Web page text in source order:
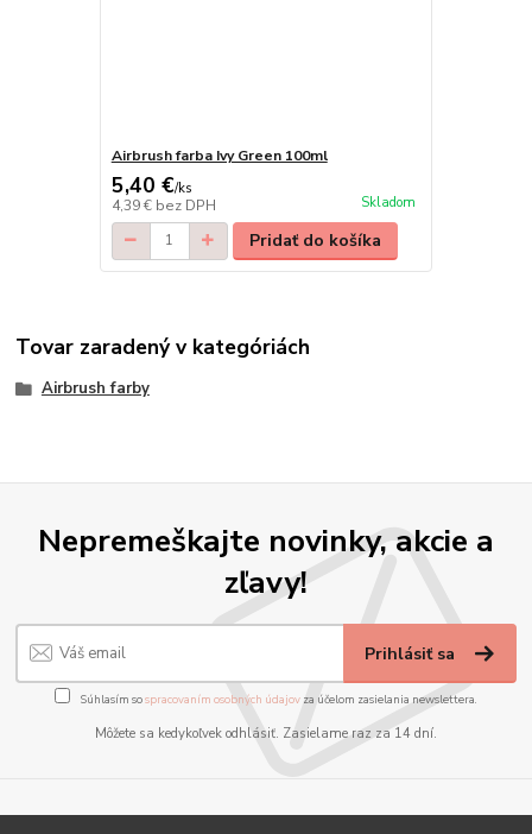
Airbrush farba Ivy Green 100ml
5,40 €/ks
4,39 € bez DPH Skladom
Pridať do košíka
Tovar zaradený v kategóriách
Airbrush farby
Nepremeškajte novinky, akcie a
zľavy!
Prihlásiť sa
Súhlasím sospracovaním osobných údajov za účelom zasielania newslettera.
Môžete sa kedykoľvek odhlásiť. Zasielame raz za 14 dní.